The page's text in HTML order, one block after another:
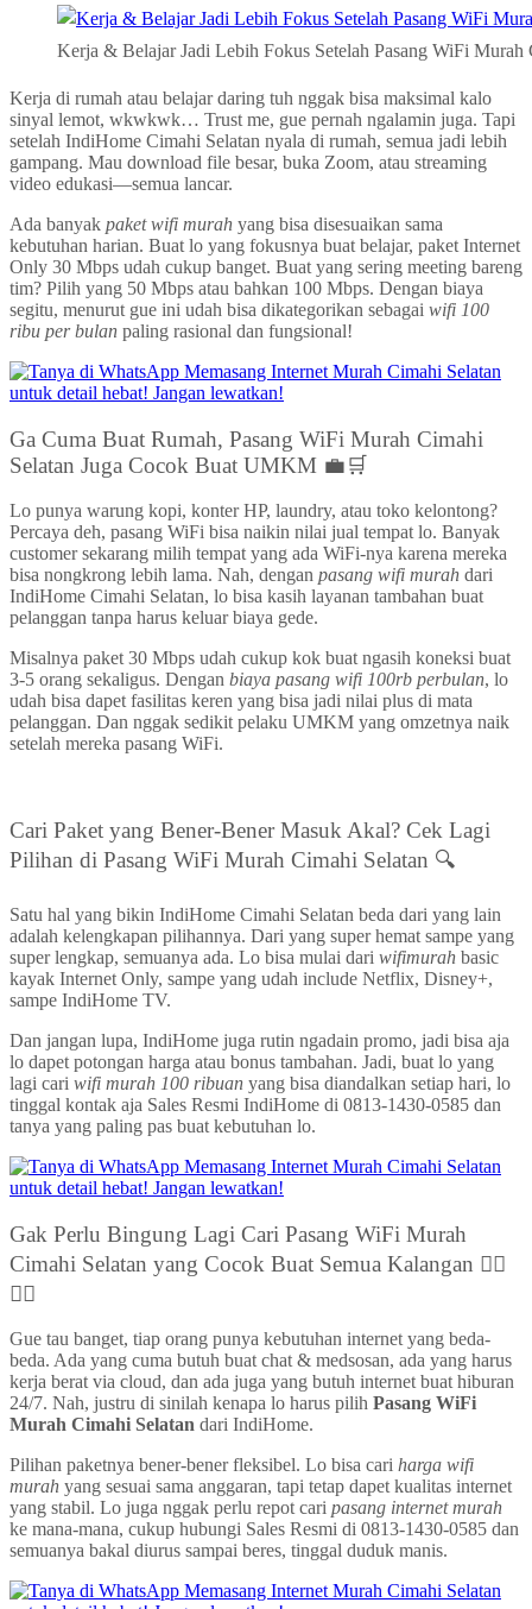
Kerja & Belajar Jadi Lebih Fokus Setelah Pasang WiFi
Kerja di rumah atau belajar daring tuh nggak bisa maksimal kalo
sinyal lemot, wkwkwk… Trust me, gue pernah ngalamin juga. Tapi
setelah IndiHome Cimahi Selatan nyala di rumah, semua jadi lebih
gampang. Mau download file besar, buka Zoom, atau streaming
video edukasi—semua lancar.
Ada banyak paket wifi murah yang bisa disesuaikan sama
kebutuhan harian. Buat lo yang fokusnya buat belajar, paket Internet
Only 30 Mbps udah cukup banget. Buat yang sering meeting bareng
tim? Pilih yang 50 Mbps atau bahkan 100 Mbps. Dengan biaya
segitu, menurut gue ini udah bisa dikategorikan sebagai wifi 100
ribu per bulan paling rasional dan fungsional!
Ga Cuma Buat Rumah, Pasang WiFi Murah Cimahi
Selatan Juga Cocok Buat UMKM 💼🛒
Lo punya warung kopi, konter HP, laundry, atau toko kelontong?
Percaya deh, pasang WiFi bisa naikin nilai jual tempat lo. Banyak
customer sekarang milih tempat yang ada WiFi-nya karena mereka
bisa nongkrong lebih lama. Nah, dengan pasang wifi murah dari
IndiHome Cimahi Selatan, lo bisa kasih layanan tambahan buat
pelanggan tanpa harus keluar biaya gede.
Misalnya paket 30 Mbps udah cukup kok buat ngasih koneksi buat
3-5 orang sekaligus. Dengan biaya pasang wifi 100rb perbulan, lo
udah bisa dapet fasilitas keren yang bisa jadi nilai plus di mata
pelanggan. Dan nggak sedikit pelaku UMKM yang omzetnya naik
setelah mereka pasang WiFi.
Cari Paket yang Bener-Bener Masuk Akal? Cek Lagi
Pilihan di Pasang WiFi Murah Cimahi Selatan 🔍
Satu hal yang bikin IndiHome Cimahi Selatan beda dari yang lain
adalah kelengkapan pilihannya. Dari yang super hemat sampe yang
super lengkap, semuanya ada. Lo bisa mulai dari wifimurah basic
kayak Internet Only, sampe yang udah include Netflix, Disney+,
sampe IndiHome TV.
Dan jangan lupa, IndiHome juga rutin ngadain promo, jadi bisa aja
lo dapet potongan harga atau bonus tambahan. Jadi, buat lo yang
lagi cari wifi murah 100 ribuan yang bisa diandalkan setiap hari, lo
tinggal kontak aja Sales Resmi IndiHome di 0813-1430-0585 dan
tanya yang paling pas buat kebutuhan lo.
Gak Perlu Bingung Lagi Cari Pasang WiFi Murah
Cimahi Selatan yang Cocok Buat Semua Kalangan 🧍‍♂️
🧍‍♀️
Gue tau banget, tiap orang punya kebutuhan internet yang beda-
beda. Ada yang cuma butuh buat chat & medsosan, ada yang harus
kerja berat via cloud, dan ada juga yang butuh internet buat hiburan
24/7. Nah, justru di sinilah kenapa lo harus pilih Pasang WiFi
Murah Cimahi Selatan dari IndiHome.
Pilihan paketnya bener-bener fleksibel. Lo bisa cari harga wifi
murah yang sesuai sama anggaran, tapi tetap dapet kualitas internet
yang stabil. Lo juga nggak perlu repot cari pasang internet murah
ke mana-mana, cukup hubungi Sales Resmi di 0813-1430-0585 dan
semuanya bakal diurus sampai beres, tinggal duduk manis.